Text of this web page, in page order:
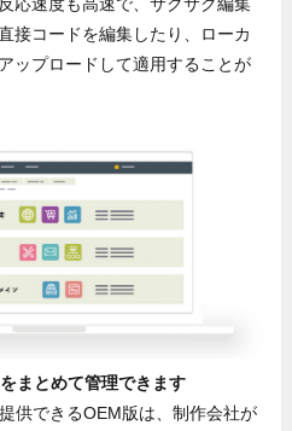
応速度も高速で、サクサク編集
接コードを編集したり、ローカ
ップロードして適用することが
まとめて管理できます
供できるOEM版は、制作会社が